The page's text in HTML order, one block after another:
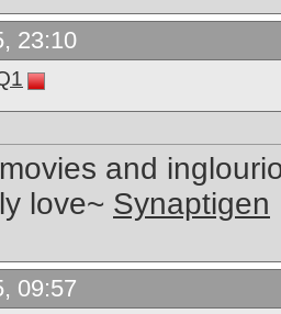
23:10
and
love~ Synaptigen
09:57